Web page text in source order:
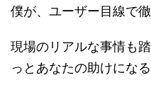
僕が、ユーザー目線で徹
現場のリアルな事情も
っとあなたの助けになる